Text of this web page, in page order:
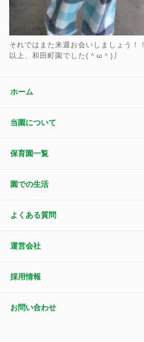
それではまた来週お会いしましょう！！
以上、和田町園でした(＾ω＾)丿
ホーム
当園について
保育園一覧
園での生活
よくある質問
運営会社
採用情報
お問い合わせ